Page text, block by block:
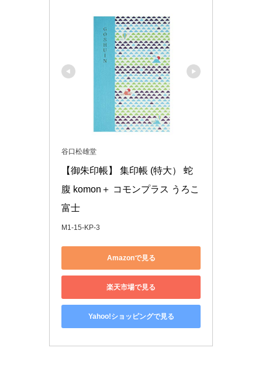
谷口松雄堂
【御朱印帳】 集印帳 (特大） 蛇
腹 komon＋ コモンプラス うろこ
富士
M1-15-KP-3
Amazonで見る
楽天市場で見る
Yahoo!ショッピングで見る